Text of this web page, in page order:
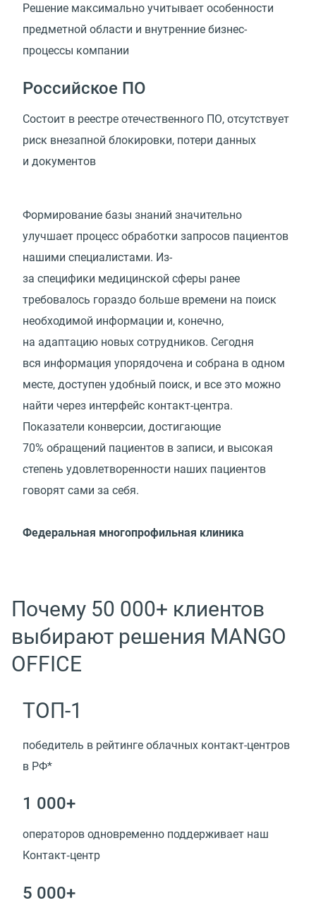
Решение максимально учитывает особенности
предметной области и внутренние бизнес-
процессы компании
Российское ПО
Состоит в реестре отечественного ПО, отсутствует
риск внезапной блокировки, потери данных
и документов
Формирование базы знаний значительно
улучшает процесс обработки запросов пациентов
нашими специалистами. Из-
за специфики медицинской сферы ранее
требовалось гораздо больше времени на поиск
необходимой информации и, конечно,
на адаптацию новых сотрудников. Сегодня
вся информация упорядочена и собрана в одном
месте, доступен удобный поиск, и все это можно
найти через интерфейс контакт-центра.
Показатели конверсии, достигающие
70% обращений пациентов в записи, и высокая
степень удовлетворенности наших пациентов
говорят сами за себя.
Федеральная многопрофильная клиника
Почему 50 000+ клиентов
выбирают решения MANGO
OFFICE
ТОП-1
победитель в рейтинге облачных контакт-центров
в РФ*
1 000+
операторов одновременно поддерживает наш
Контакт‑центр
5 000+